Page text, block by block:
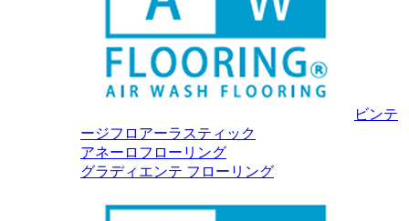
ビンテ
ージフロアーラスティック
アネーロフローリング
グラディエンテ フローリング